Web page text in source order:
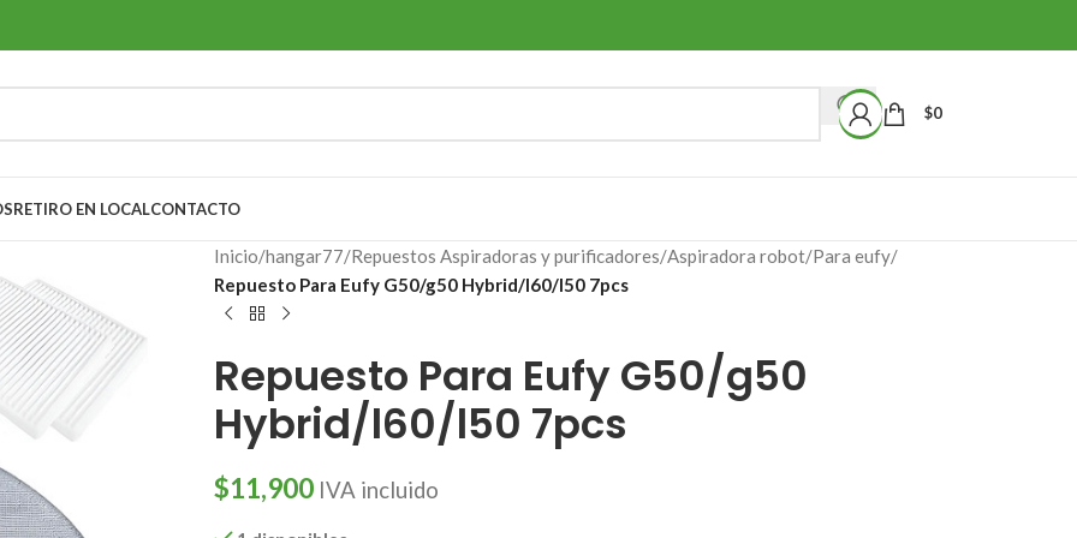
$0
RETIRO EN LOCALCONTACTO
Inicio/hangar77/Repuestos Aspiradoras y purificadores/Aspiradora robot/Para eufy/
Repuesto Para Eufy G50/g50 Hybrid/l60/l50 7pcs
Repuesto Para Eufy G50/g50
Hybrid/l60/l50 7pcs
$11,900 IVA incluido